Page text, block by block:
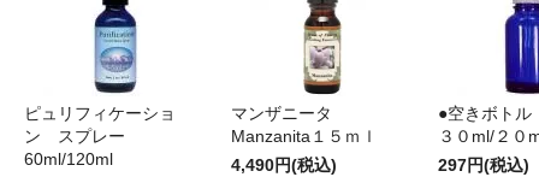
ピュリフィケーショ
ン スプレー
60ml/120ml
マンザニータ
Manzanita１５ｍｌ
4,490円(税込)
●空きボトル
３０ml/２０
297円(税込)